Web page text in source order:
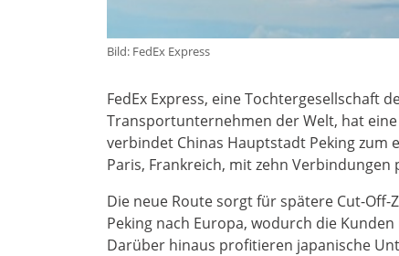
Bild: FedEx Express
FedEx Express, eine Tochtergesellschaft
Transportunternehmen der Welt, hat
verbindet Chinas Hauptstadt Peking zum
Paris, Frankreich, mit zehn Verbindungen
Die neue Route sorgt für spätere Cut-
Peking nach Europa, wodurch die
Darüber hinaus profitieren japanische